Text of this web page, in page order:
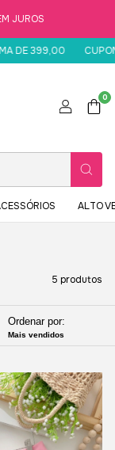
JUROS
DE 399,00 CUPOM
0
ALTO
5 produtos
Ordenar por:
Mais vendidos